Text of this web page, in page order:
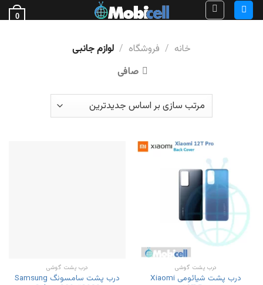
Skip
to
0
خانه / فروشگاه / لوازم جانبی
صافی
درب پشت گوشی
درب پشت شیائومی Xiaomi
درب پشت گوشی
درب پشت سامسونگ Samsung